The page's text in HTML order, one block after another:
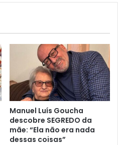
Manuel Luís Goucha
descobre SEGREDO da
mãe: “Ela não era nada
dessas coisas”